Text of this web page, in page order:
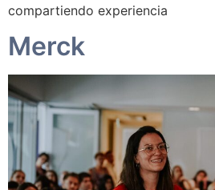
compartiendo experiencia
Merck